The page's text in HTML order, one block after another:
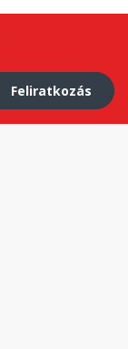
Feliratkozás